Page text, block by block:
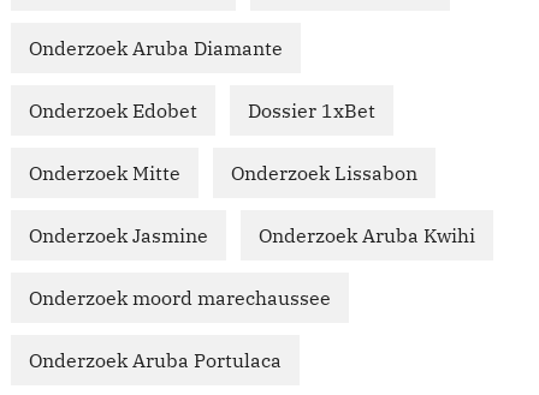
Onderzoek Aruba Diamante
Onderzoek Edobet Dossier 1xBet
Onderzoek Mitte Onderzoek Lissabon
Onderzoek Jasmine Onderzoek Aruba Kwihi
Onderzoek moord marechaussee
Onderzoek Aruba Portulaca